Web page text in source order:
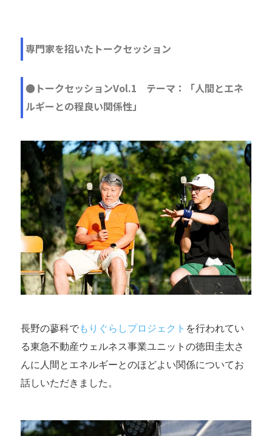
専門家を招いたトークセッション
●トークセッションVol.1 テーマ：「人間とエネ
ルギーとの程良い関係性」
長野の蓼科でもりぐらしプロジェクト を行われてい
る東急不動産ウェルネス事業ユニットの徳田圭太さ
んに人間とエネルギーとのほどよい関係についてお
話しいただきました。